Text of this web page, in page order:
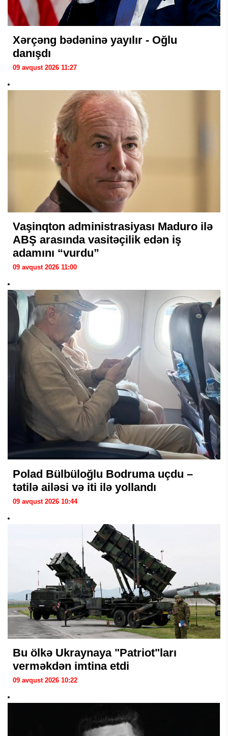
Xərçəng bədəninə yayılır - Oğlu
danışdı
09 avqust 2026 11:27
Vaşinqton administrasiyası Maduro ilə
ABŞ arasında vasitəçilik edən iş
adamını “vurdu”
09 avqust 2026 11:00
Polad Bülbüloğlu Bodruma uçdu –
tətilə ailəsi və iti ilə yollandı
09 avqust 2026 10:44
Bu ölkə Ukraynaya "Patriot"ları
verməkdən imtina etdi
09 avqust 2026 10:22